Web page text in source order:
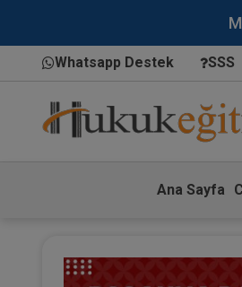
Whatsapp Destek SSS
Ana Sayfa